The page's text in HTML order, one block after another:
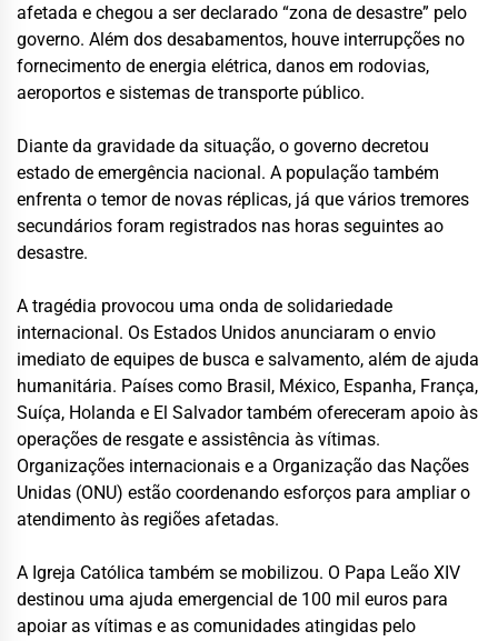
afetada e chegou a ser declarado “zona de desastre” pelo
governo. Além dos desabamentos, houve interrupções no
fornecimento de energia elétrica, danos em rodovias,
aeroportos e sistemas de transporte público.
Diante da gravidade da situação, o governo decretou
estado de emergência nacional. A população também
enfrenta o temor de novas réplicas, já que vários tremores
secundários foram registrados nas horas seguintes ao
desastre.
A tragédia provocou uma onda de solidariedade
internacional. Os Estados Unidos anunciaram o envio
imediato de equipes de busca e salvamento, além de ajuda
humanitária. Países como Brasil, México, Espanha, França,
Suíça, Holanda e El Salvador também ofereceram apoio às
operações de resgate e assistência às vítimas.
Organizações internacionais e a Organização das Nações
Unidas (ONU) estão coordenando esforços para ampliar o
atendimento às regiões afetadas.
A Igreja Católica também se mobilizou. O Papa Leão XIV
destinou uma ajuda emergencial de 100 mil euros para
apoiar as vítimas e as comunidades atingidas pelo